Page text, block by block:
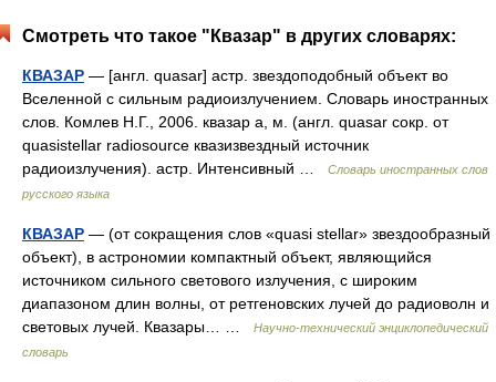
Смотреть что такое "Квазар" в других словарях:
КВАЗАР — [англ. quasar] астр. звездоподобный объект во
Вселенной с сильным радиоизлучением. Словарь иностранных
слов. Комлев Н.Г., 2006. квазар а, м. (англ. quasar сокр. от
quasistellar radiosource квазизвездный источник
радиоизлучения). астр. Интенсивный …
Словарь иностранных слов
русского языка
КВАЗАР — (от сокращения слов «quasi stellar» звездообразный
объект), в астрономии компактный объект, являющийся
источником сильного светового излучения, с широким
диапазоном длин волны, от ретгеновских лучей до радиоволн и
световых лучей. Квазары… …
Научно-технический энциклопедический
словарь